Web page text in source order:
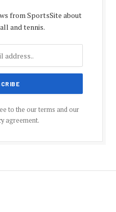
from SportsSite about
and tennis.
to the our terms and our
agreement.